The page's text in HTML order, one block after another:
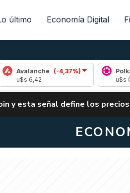
último Economía Digital
(-4,37%)
Polkadot
(-
y esta señal define los